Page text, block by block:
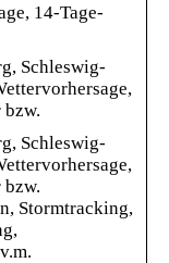
14-Tage-
Schleswig-
bzw.
Schleswig-
bzw.
Stormtracking,